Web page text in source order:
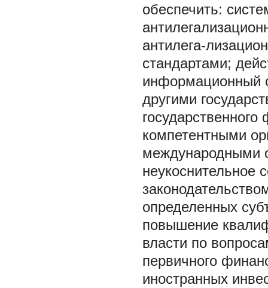
обеспечить:
антилега-
стандартами;
информационный
другими
компетентными
международными
неукоснительное
определенных
повышение
власти по
первичного
иностранных